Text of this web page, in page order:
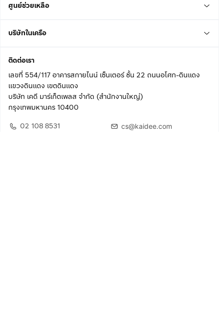
ศูนย์ช่วยเหลือ
บริษัทในเครือ
ติดต่อเรา
เลขที่ 554/117 อาคารสกายไนน์ เซ็นเตอร์ ชั้น 22 ถนนอโศก-ดินแดง
แขวงดินแดง เขตดินแดง
บริษัท เคดี มาร์เก็ตเพลส จำกัด (สำนักงานใหญ่)
กรุงเทพมหานคร 10400
02 108 8531
cs@kaidee.com